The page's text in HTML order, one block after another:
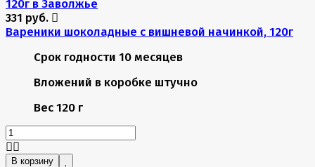
331 руб.
Вареники шоколадные с вишневой начинкой, 120г
Срок годности 10 месяцев
Вложений в коробке штучно
Вес 120 г
В корзину